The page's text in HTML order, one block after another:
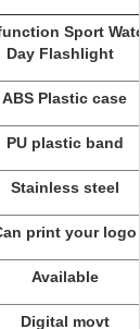
Sport
Day Flashlight
ABS Plastic case
PU plastic band
Stainless steel
print your logo
Available
Digital movt